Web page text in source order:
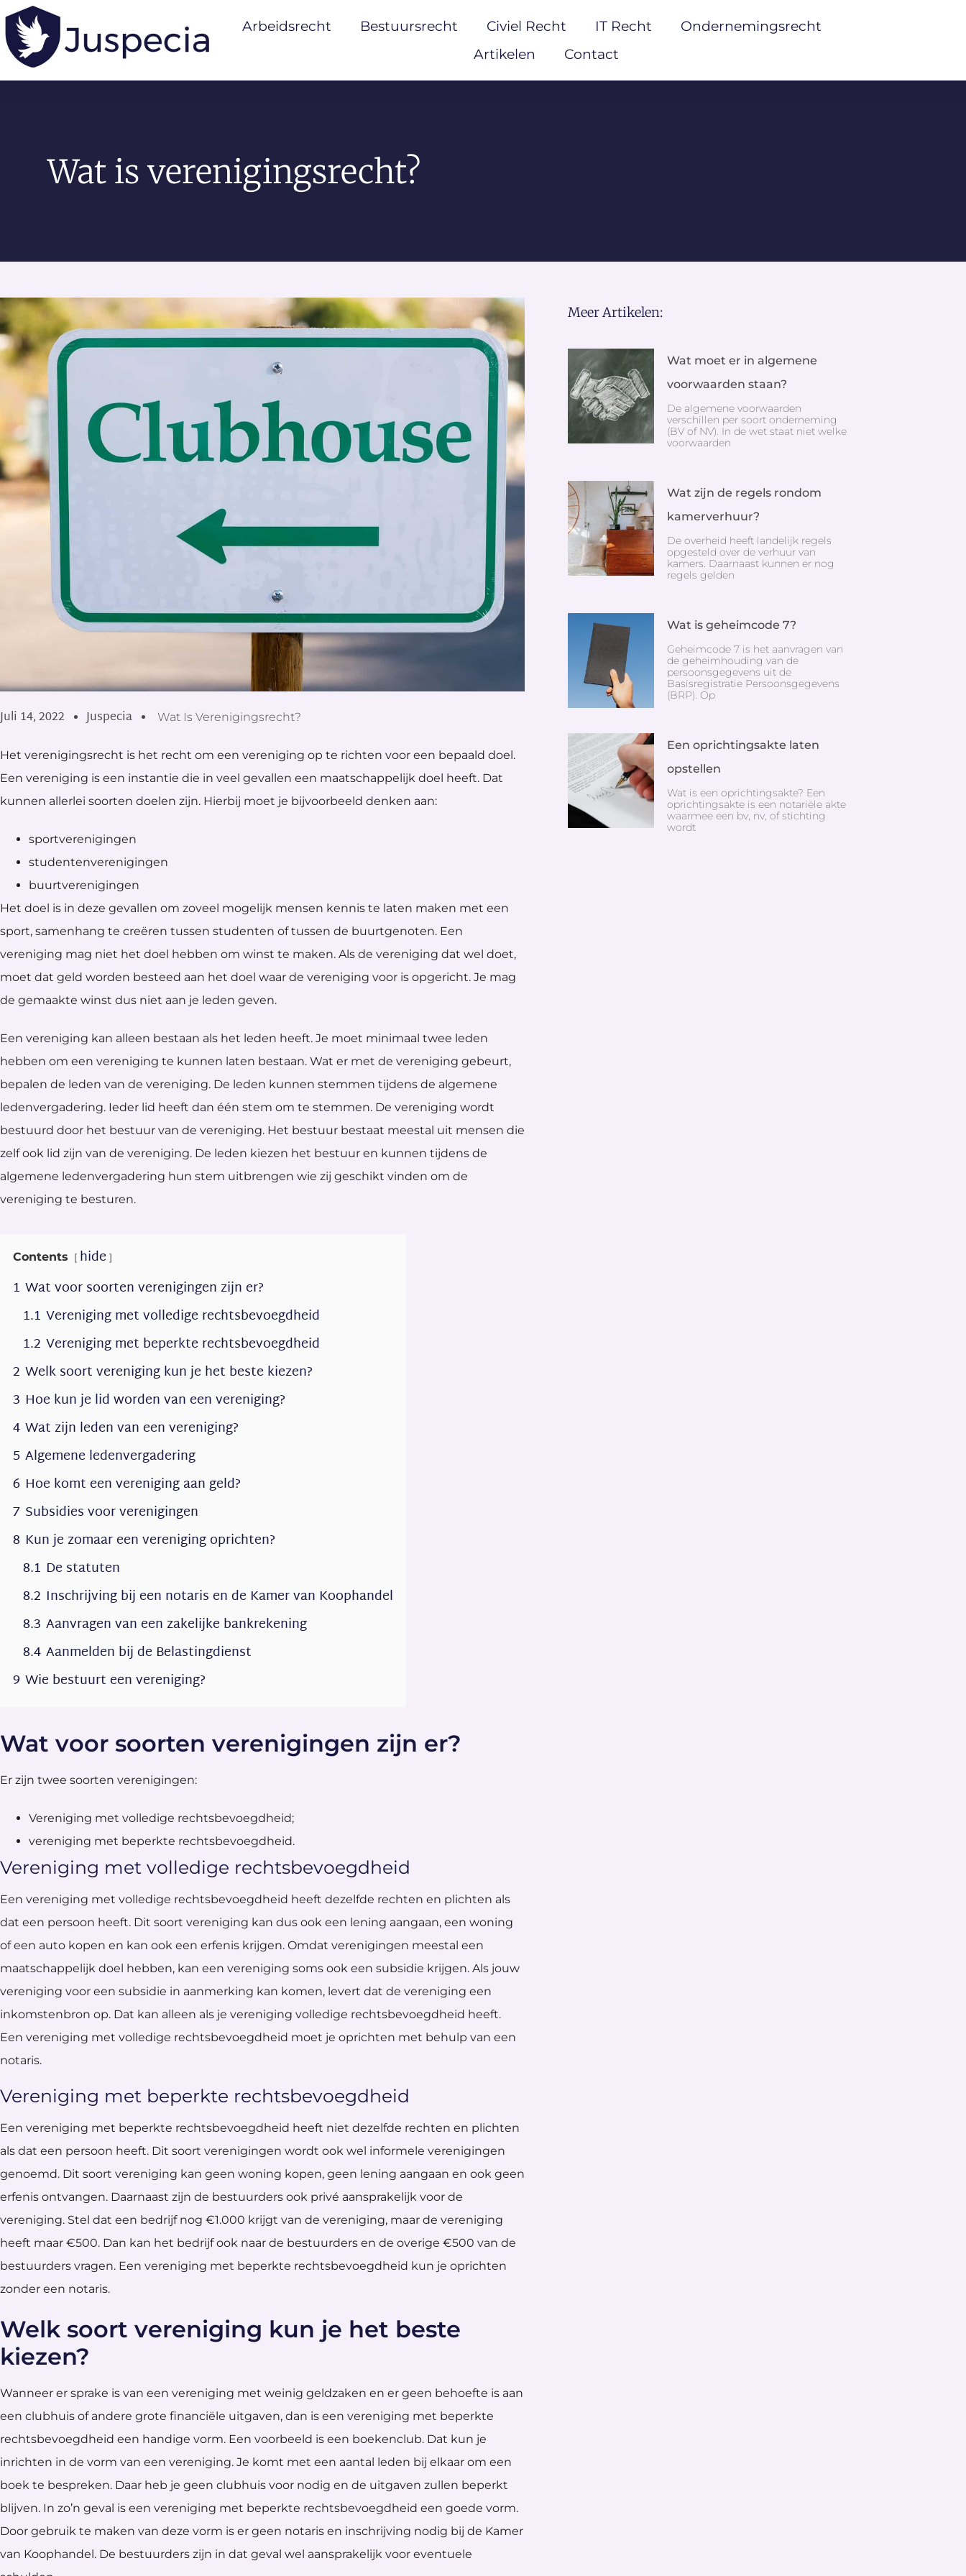
Arbeidsrecht Bestuursrecht Civiel Recht IT Recht
Ondernemingsrecht
Artikelen
Contact
Wat is verenigingsrecht?
Juli 14, 2022 Juspecia Wat Is Verenigingsrecht?
Het verenigingsrecht is het recht om een vereniging op te richten voor een bepaald doel.
Een vereniging is een instantie die in veel gevallen een maatschappelijk doel heeft. Dat
kunnen allerlei soorten doelen zijn. Hierbij moet je bijvoorbeeld denken aan:
sportverenigingen
studentenverenigingen
buurtverenigingen
Het doel is in deze gevallen om zoveel mogelijk mensen kennis te laten maken met een
sport, samenhang te creëren tussen studenten of tussen de buurtgenoten. Een
vereniging mag niet het doel hebben om winst te maken. Als de vereniging dat wel doet,
moet dat geld worden besteed aan het doel waar de vereniging voor is opgericht. Je mag
de gemaakte winst dus niet aan je leden geven.
Een vereniging kan alleen bestaan als het leden heeft. Je moet minimaal twee leden
hebben om een vereniging te kunnen laten bestaan. Wat er met de vereniging gebeurt,
bepalen de leden van de vereniging. De leden kunnen stemmen tijdens de algemene
ledenvergadering. Ieder lid heeft dan één stem om te stemmen. De vereniging wordt
bestuurd door het bestuur van de vereniging. Het bestuur bestaat meestal uit mensen die
zelf ook lid zijn van de vereniging. De leden kiezen het bestuur en kunnen tijdens de
algemene ledenvergadering hun stem uitbrengen wie zij geschikt vinden om de
vereniging te besturen.
Contents
hide
1 Wat voor soorten verenigingen zijn er?
1.1 Vereniging met volledige rechtsbevoegdheid
1.2 Vereniging met beperkte rechtsbevoegdheid
2 Welk soort vereniging kun je het beste kiezen?
3 Hoe kun je lid worden van een vereniging?
4 Wat zijn leden van een vereniging?
5 Algemene ledenvergadering
6 Hoe komt een vereniging aan geld?
7 Subsidies voor verenigingen
8 Kun je zomaar een vereniging oprichten?
8.1 De statuten
8.2 Inschrijving bij een notaris en de Kamer van Koophandel
8.3 Aanvragen van een zakelijke bankrekening
8.4 Aanmelden bij de Belastingdienst
9 Wie bestuurt een vereniging?
Wat voor soorten verenigingen zijn er?
Er zijn twee soorten verenigingen:
Vereniging met volledige rechtsbevoegdheid;
vereniging met beperkte rechtsbevoegdheid.
Vereniging met volledige rechtsbevoegdheid
Een vereniging met volledige rechtsbevoegdheid heeft dezelfde rechten en plichten als
dat een persoon heeft. Dit soort vereniging kan dus ook een lening aangaan, een woning
of een auto kopen en kan ook een erfenis krijgen. Omdat verenigingen meestal een
maatschappelijk doel hebben, kan een vereniging soms ook een subsidie krijgen. Als jouw
vereniging voor een subsidie in aanmerking kan komen, levert dat de vereniging een
inkomstenbron op. Dat kan alleen als je vereniging volledige rechtsbevoegdheid heeft.
Een vereniging met volledige rechtsbevoegdheid moet je oprichten met behulp van een
notaris.
Vereniging met beperkte rechtsbevoegdheid
Een vereniging met beperkte rechtsbevoegdheid heeft niet dezelfde rechten en plichten
als dat een persoon heeft. Dit soort verenigingen wordt ook wel informele verenigingen
genoemd. Dit soort vereniging kan geen woning kopen, geen lening aangaan en ook geen
erfenis ontvangen. Daarnaast zijn de bestuurders ook privé aansprakelijk voor de
vereniging. Stel dat een bedrijf nog €1.000 krijgt van de vereniging, maar de vereniging
heeft maar €500. Dan kan het bedrijf ook naar de bestuurders en de overige €500 van de
bestuurders vragen. Een vereniging met beperkte rechtsbevoegdheid kun je oprichten
zonder een notaris.
Welk soort vereniging kun je het beste
kiezen?
Wanneer er sprake is van een vereniging met weinig geldzaken en er geen behoefte is aan
een clubhuis of andere grote financiële uitgaven, dan is een vereniging met beperkte
rechtsbevoegdheid een handige vorm. Een voorbeeld is een boekenclub. Dat kun je
inrichten in de vorm van een vereniging. Je komt met een aantal leden bij elkaar om een
boek te bespreken. Daar heb je geen clubhuis voor nodig en de uitgaven zullen beperkt
blijven. In zo’n geval is een vereniging met beperkte rechtsbevoegdheid een goede vorm.
Door gebruik te maken van deze vorm is er geen notaris en inschrijving nodig bij de Kamer
van Koophandel. De bestuurders zijn in dat geval wel aansprakelijk voor eventuele
Meer Artikelen:
Wat moet er in algemene
voorwaarden staan?
De algemene voorwaarden
verschillen per soort onderneming
(BV of NV). In de wet staat niet welke
voorwaarden
Wat zijn de regels rondom
kamerverhuur?
De overheid heeft landelijk regels
opgesteld over de verhuur van
kamers. Daarnaast kunnen er nog
regels gelden
Wat is geheimcode 7?
Geheimcode 7 is het aanvragen van
de geheimhouding van de
persoonsgegevens uit de
Basisregistratie Persoonsgegevens
(BRP). Op
Een oprichtingsakte laten
opstellen
Wat is een oprichtingsakte? Een
oprichtingsakte is een notariële akte
waarmee een bv, nv, of stichting
wordt